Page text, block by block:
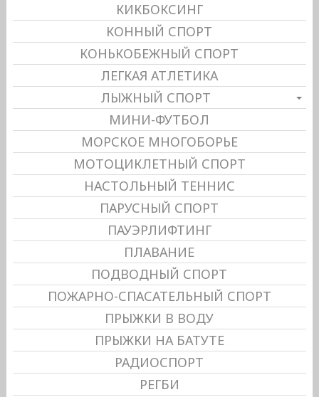
КИКБОКСИНГ
КОННЫЙ СПОРТ
КОНЬКОБЕЖНЫЙ СПОРТ
ЛЕГКАЯ АТЛЕТИКА
ЛЫЖНЫЙ СПОРТ
МИНИ-ФУТБОЛ
МОРСКОЕ МНОГОБОРЬЕ
МОТОЦИКЛЕТНЫЙ СПОРТ
НАСТОЛЬНЫЙ ТЕННИС
ПАРУСНЫЙ СПОРТ
ПАУЭРЛИФТИНГ
ПЛАВАНИЕ
ПОДВОДНЫЙ СПОРТ
ПОЖАРНО-СПАСАТЕЛЬНЫЙ СПОРТ
ПРЫЖКИ В ВОДУ
ПРЫЖКИ НА БАТУТЕ
РАДИОСПОРТ
РЕГБИ